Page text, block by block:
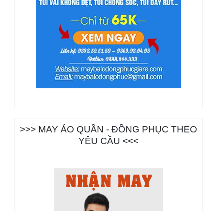
>>> MAY ÁO QUẦN - ĐỒNG PHỤC THEO
YÊU CẦU <<<